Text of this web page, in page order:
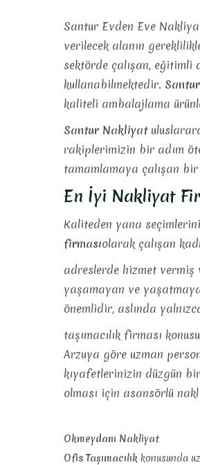
Santur Evden Eve
verilecek alanın
sektörde çalışan, eğitimli
kullanabilmektedir.
kaliteli ambalajlama
Santur Nakliyat
rakiplerimizin bir adım
tamamlamaya çalışan
En İyi Nakliyat
Kaliteden yana
firmasıolarak çalışan
adreslerde hizmet vermiş
yaşamayan ve
önemlidir, aslında
taşımacılık firması
Arzuya göre uzman
kıyafetlerinizin düzgün
olması için asansörlü
Okmeydanı Nakliyat
Ofis Taşımacılık konusunda